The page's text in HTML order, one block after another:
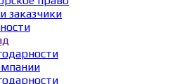
заказчики